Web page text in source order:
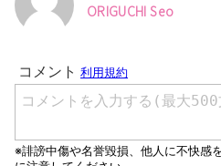
ORIGUCHI Seo